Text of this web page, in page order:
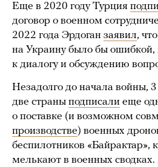
Еще в 2020 году Турция
договор о военном
2022 года Эрдоган заявил,
на Украину было бы ошибкой,
к диалогу и обсуждению
Незадолго до начала войны,
две страны подписали еще
о поставке (и возможном
производстве) военных
беспилотников «Байрактар»,
мелькают в военных